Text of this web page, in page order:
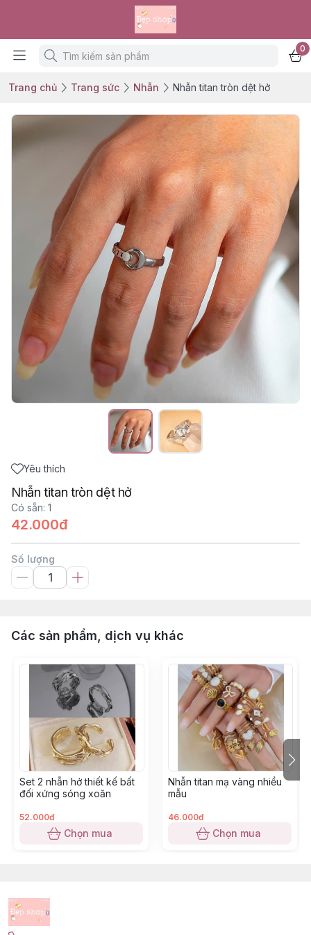
0
Trang chủ Trang sức Nhẫn Nhẫn titan tròn dệt hở
Yêu thích
Nhẫn titan tròn dệt hở
Có sẵn: 1
42.000đ
Số lượng
Các sản phẩm, dịch vụ khác
Set 2 nhẫn hở thiết kế bất
đối xứng sóng xoăn
52.000đ
Chọn mua
Nhẫn titan mạ vàng nhiều
mẫu
46.000đ
Chọn mua